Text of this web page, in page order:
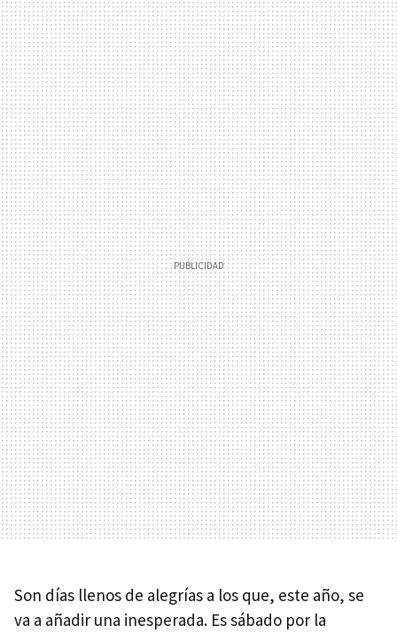
Son días llenos de alegrías a los que, este año, se
va a añadir una inesperada. Es sábado por la